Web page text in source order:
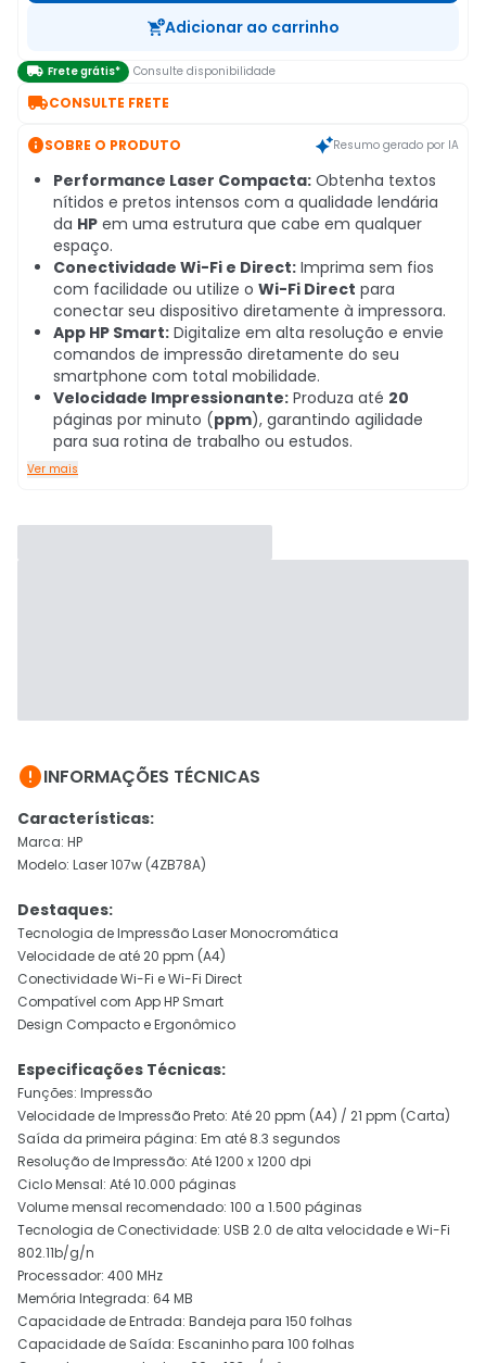
Adicionar ao carrinho
 Frete grátis* Consulte disponibilidade
CONSULTE FRETE
SOBRE O PRODUTO Resumo gerado por IA
Performance Laser Compacta: Obtenha textos
nítidos e pretos intensos com a qualidade lendária
da HP em uma estrutura que cabe em qualquer
espaço.
Conectividade Wi-Fi e Direct: Imprima sem fios
com facilidade ou utilize o Wi-Fi Direct para
conectar seu dispositivo diretamente à impressora.
App HP Smart: Digitalize em alta resolução e envie
comandos de impressão diretamente do seu
smartphone com total mobilidade.
Velocidade Impressionante: Produza até 20
páginas por minuto (ppm), garantindo agilidade
para sua rotina de trabalho ou estudos.
Ver mais
INFORMAÇÕES TÉCNICAS
Características:
Marca: HP
Modelo: Laser 107w (4ZB78A)
Destaques:
Tecnologia de Impressão Laser Monocromática
Velocidade de até 20 ppm (A4)
Conectividade Wi-Fi e Wi-Fi Direct
Compatível com App HP Smart
Design Compacto e Ergonômico
Especificações Técnicas:
Funções: Impressão
Velocidade de Impressão Preto: Até 20 ppm (A4) / 21 ppm (Carta)
Saída da primeira página: Em até 8.3 segundos
Resolução de Impressão: Até 1200 x 1200 dpi
Ciclo Mensal: Até 10.000 páginas
Volume mensal recomendado: 100 a 1.500 páginas
Tecnologia de Conectividade: USB 2.0 de alta velocidade e Wi-Fi
802.11b/g/n
Processador: 400 MHz
Memória Integrada: 64 MB
Capacidade de Entrada: Bandeja para 150 folhas
Capacidade de Saída: Escaninho para 100 folhas